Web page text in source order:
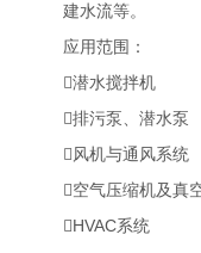
建水流等。
应用范围：
潜水搅拌机
排污泵、潜水泵
风机与通风系统
空气压缩机及真
HVAC系统